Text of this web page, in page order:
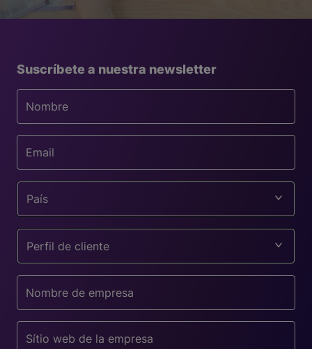
Suscríbete a nuestra newsletter
País
Perfil de cliente